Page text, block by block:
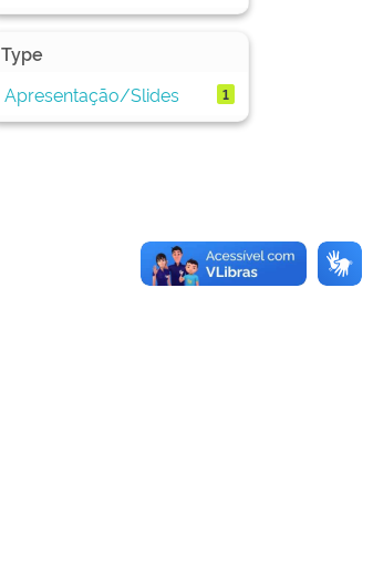
Type
Apresentação/Slides
1